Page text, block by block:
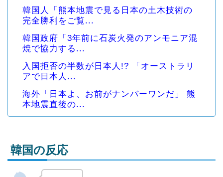
韓国人「熊本地震で見る日本の土木技術の
完全勝利をご覧...
韓国政府「3年前に石炭火発のアンモニア混
焼で協力する...
入国拒否の半数が日本人!? 「オーストラリ
アで日本人...
海外「日本よ、お前がナンバーワンだ」 熊
本地震直後の...
韓国の反応